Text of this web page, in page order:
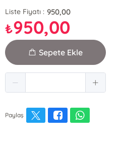
Liste Fiyatı : 950,00
₺950,00
Sepete Ekle
Paylaş